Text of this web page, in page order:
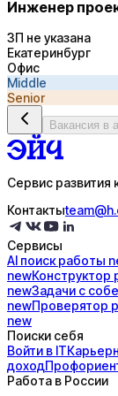
Инженер
ЗП не указана
Екатеринбург
Офис
Middle
Senior
Вакансия в
Сервис развития
Контакты
Сервисы
AI поискработы
newКонструктор
newЗадачи с
newПроверятор
new
Поиски себя
Войти в IT
доход
Работа в России